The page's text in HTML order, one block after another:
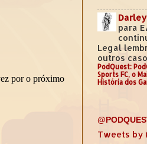
para
Legal
outros
PodQuest:
Sports FC, o
História dos
Tweets by